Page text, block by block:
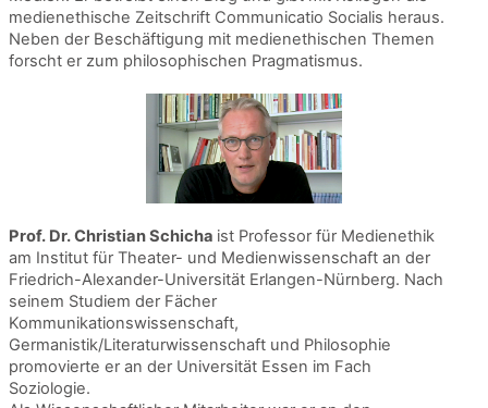
medienethische Zeitschrift Communicatio Socialis heraus.
Neben der Beschäftigung mit medienethischen Themen
forscht er zum philosophischen Pragmatismus.
Prof. Dr. Christian Schicha ist Professor für Medienethik
am Institut für Theater- und Medienwissenschaft an der
Friedrich-Alexander-Universität Erlangen-Nürnberg. Nach
seinem Studiem der Fächer
Kommunikationswissenschaft,
Germanistik/Literaturwissenschaft und Philosophie
promovierte er an der Universität Essen im Fach
Soziologie.